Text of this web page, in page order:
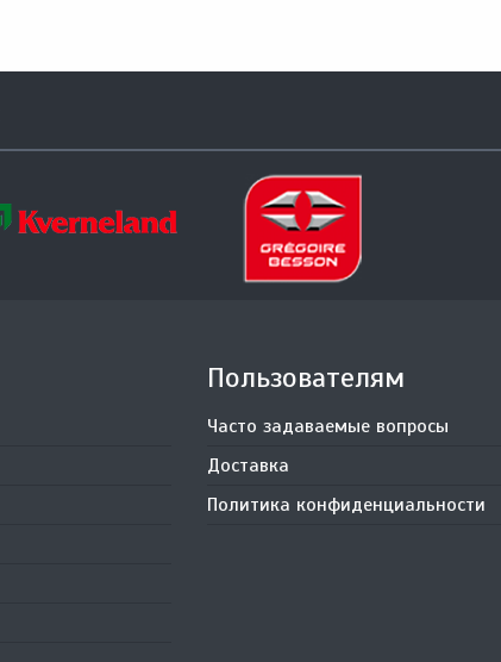
Пользователям
Часто задаваемые вопросы
Доставка
Политика конфиденциальности